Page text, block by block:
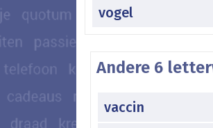
vogel
Andere 6
vaccin